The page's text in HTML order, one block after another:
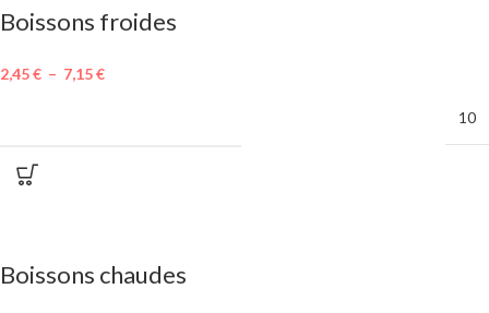
Boissons froides
2,45€ – 7,15€
10
Boissons chaudes